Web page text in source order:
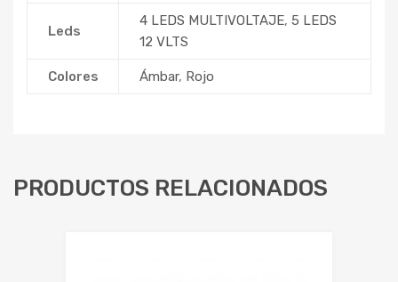
Leds
4 LEDS MULTIVOLTAJE, 5 LEDS
12 VLTS
Colores Ámbar, Rojo
PRODUCTOS RELACIONADOS